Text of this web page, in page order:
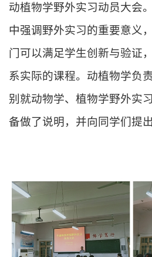
动植物学野外实习动员大会
中强调野外实习的重要意义 ，
门可以满足学生创新与验证
系实际的课程。动植物学负
别就动物学、植物学野外实
备做了说明，并向同学们提